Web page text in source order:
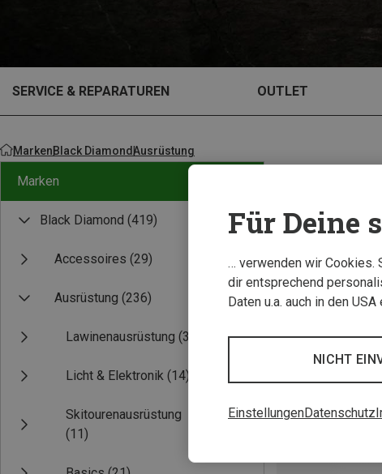
SERVICE & REPARATUREN OUTLET
MarkenBlack DiamondAusrüstung
Marken
Black Diamond (419)
Accessoires (29)
Ausrüstung (236)
Lawinenausrüstung (3)
Licht & Elektronik (14)
Skitourenausrüstung
(11)
Für Deine
… verwenden wir Cookies.
dir entsprechend
Daten u.a. auch in den
NICHT
EinstellungenDatenschutz